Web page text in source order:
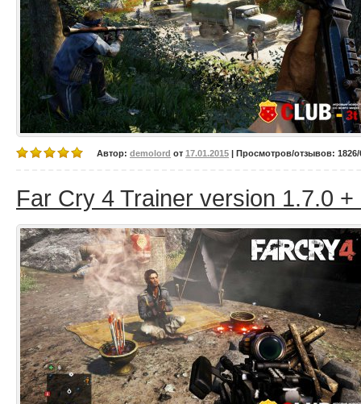
Автор: demolord от 17.01.2015 | Просмотров/отзывов: 1826/
Far Cry 4 Trainer version 1.7.0 +